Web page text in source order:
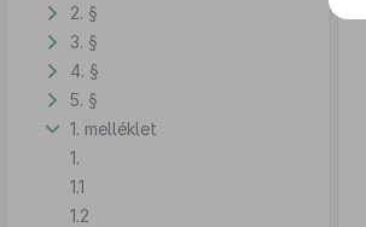
2. §
3. §
4. §
5. §
1. melléklet
1.
1.1
1.2